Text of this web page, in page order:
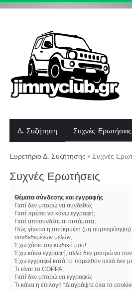
Δ. Συζήτηση Συχνές Ερωτήσεις
Ευρετήριο Δ. Συζήτησης ‹ Συχνές
Συχνές Ερωτήσεις
Θέματα σύνδεσης και εγγραφής
Γιατί δεν μπορώ να συνδεθώ;
Γιατί πρέπει να κάνω εγγραφή;
Γιατί αποσυνδέομαι αυτόματα;
Πώς γίνεται η απόκρυψη (μη
συνδεδεμένων μελών;
Έχω χάσει τον κωδικό μου!
Έχω κάνει εγγραφή, αλλά δεν μπορώ να
Έχω εγγραφεί κατά το παρελθόν αλλά δεν
Τι είναι το COPPA;
Γιατί δεν μπορώ να εγγραφώ;
Τι κάνει η επιλογή “Διαγράψτε όλα τα